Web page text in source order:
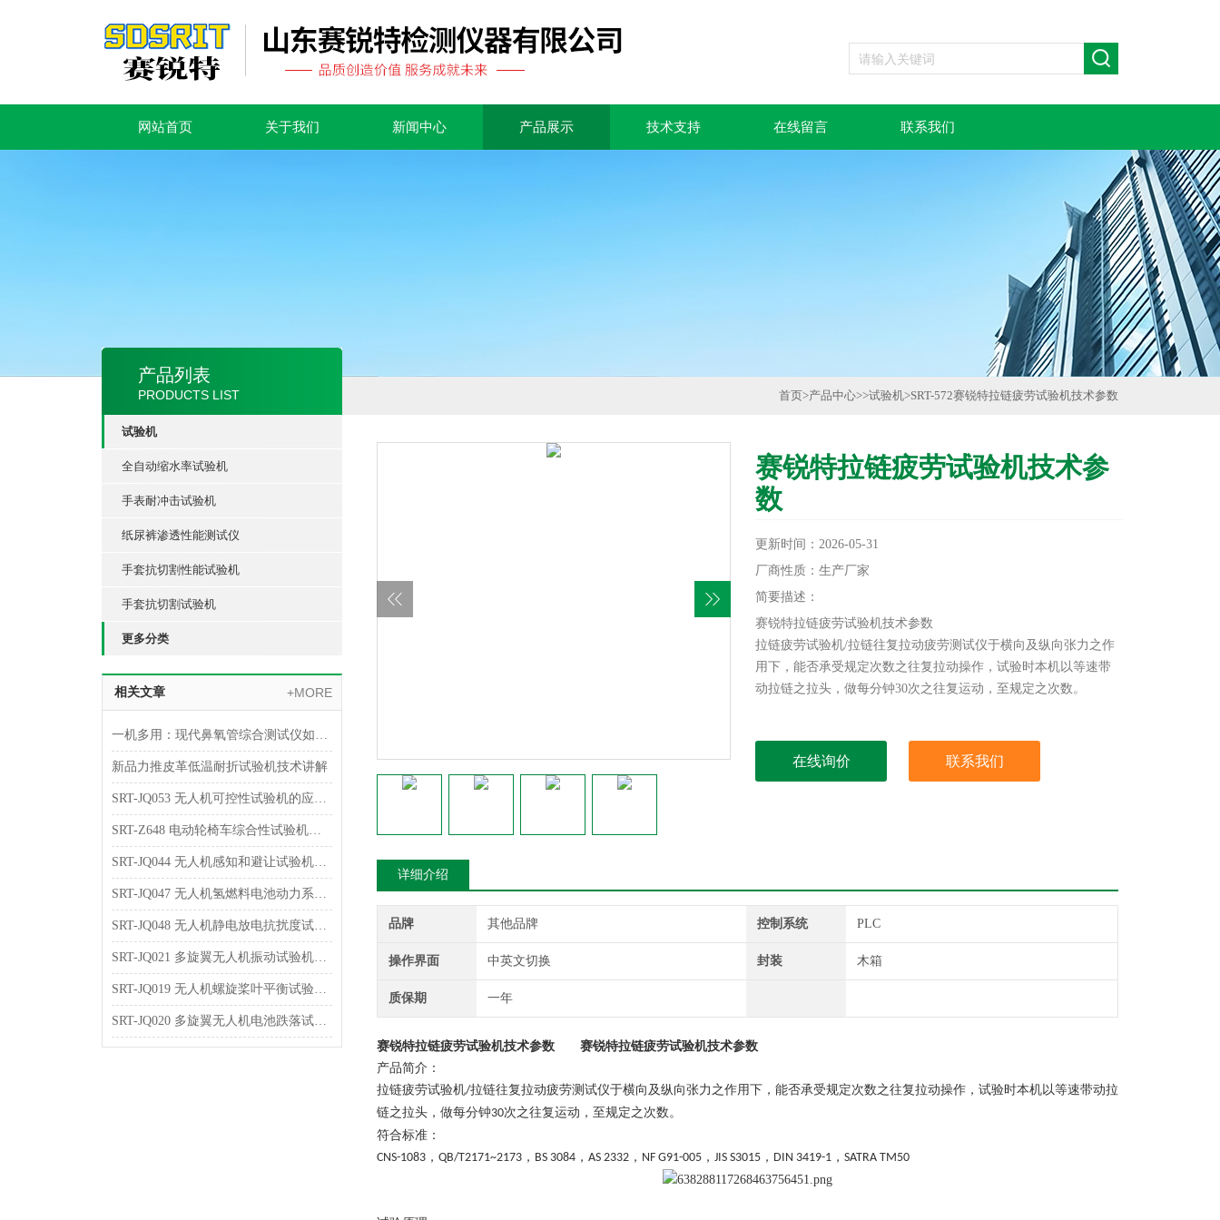
网站首页 关于我们 新闻中心 产品展示 技术支持 在线留言 联系我们
产品列表
PRODUCTS LIST
试验机
全自动缩水率试验机
手表耐冲击试验机
纸尿裤渗透性能测试仪
手套抗切割性能试验机
手套抗切割试验机
更多分类
相关文章 +MORE
一机多用：现代鼻氧管综合测试仪如何实现多参数一体化检测
新品力推皮革低温耐折试验机技术讲解
SRT-JQ053 无人机可控性试验机的应用介绍 可按需定制
SRT-Z648 电动轮椅车综合性试验机的特点有哪些
SRT-JQ044 无人机感知和避让试验机可以用在哪些方面
SRT-JQ047 无人机氢燃料电池动力系统试验机的简单介绍 按需定制
SRT-JQ048 无人机静电放电抗扰度试验机的应用介绍 提供技术指导
SRT-JQ021 多旋翼无人机振动试验机的应用介绍 技术说明
SRT-JQ019 无人机螺旋桨叶平衡试验机简单介绍 质量保证
SRT-JQ020 多旋翼无人机电池跌落试验机简单介绍 质量保证
首页>产品中心>>试验机>SRT-572赛锐特拉链疲劳试验机技术参数
赛锐特拉链疲劳试验机技术参
数
更新时间：2026-05-31
厂商性质：生产厂家
简要描述：
赛锐特拉链疲劳试验机技术参数
拉链疲劳试验机/拉链往复拉动疲劳测试仪于横向及纵向张力之作
用下，能否承受规定次数之往复拉动操作，试验时本机以等速带
动拉链之拉头，做每分钟30次之往复运动，至规定之次数。
在线询价 联系我们
详细介绍
品牌 其他品牌 控制系统 PLC
操作界面 中英文切换 封装 木箱
质保期 一年
赛锐特拉链疲劳试验机技术参数
赛锐特拉链疲劳试验机技术参数
产品简介：
拉链疲劳试验机/拉链往复拉动疲劳测试仪于横向及纵向张力之作用下，能否承受规定次数之往复拉动操作，试验时本机以等速带动拉
链之拉头，做每分钟30次之往复运动，至规定之次数。
符合标准：
CNS-1083 ， QB/T2171~2173 ， BS 3084 ， AS 2332 ， NF G91-005 ， JIS S3015 ， DIN 3419-1 ， SATRA TM50